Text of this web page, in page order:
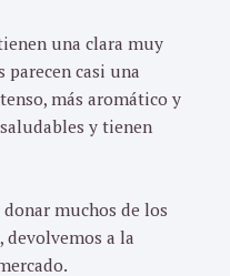
una clara muy
parecen casi una
más aromático y
y tienen
muchos de los
devolvemos a la